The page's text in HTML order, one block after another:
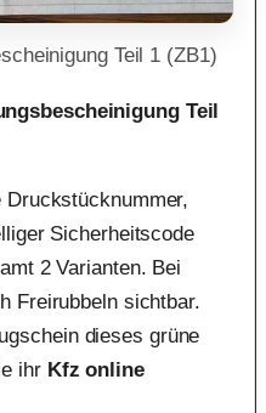
Teil 1 (ZB1)
Teil
Sicherheitscode
2 Varianten. Bei
Freirubbeln sichtbar.
dieses grüne
ihr Kfz online